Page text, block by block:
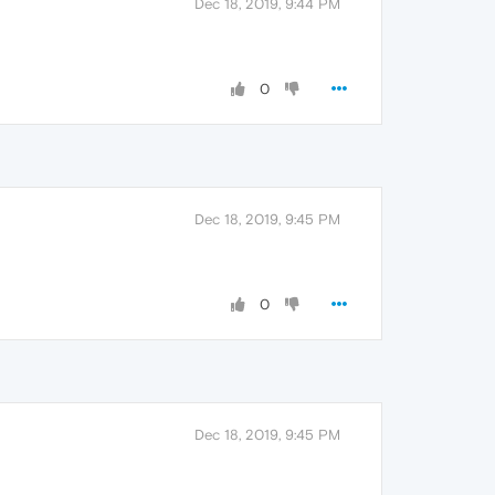
Dec 18, 2019, 9:44 PM
0
Dec 18, 2019, 9:45 PM
0
Dec 18, 2019, 9:45 PM